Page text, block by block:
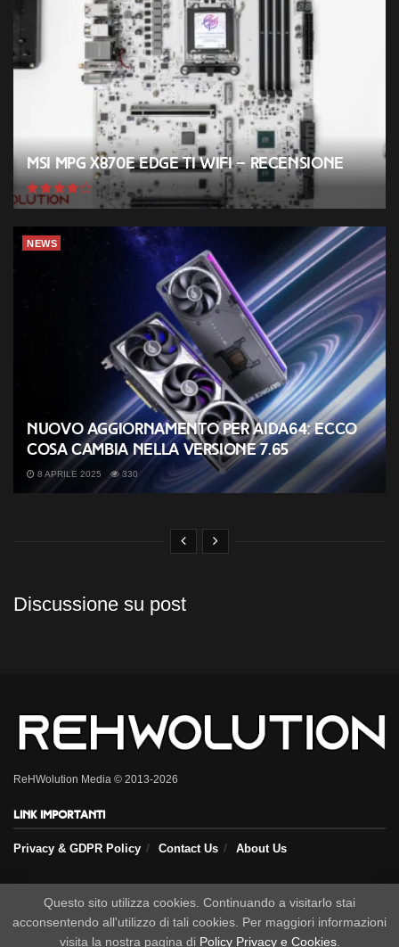
MSI MPG X870E EDGE TI WIFI – Recensione
NEWS
Nuovo aggiornamento per AIDA64: ecco
cosa cambia nella versione 7.65
8 APRILE 2025 330
Discussione su post
ReHWolution Media © 2013-2026
Link importanti
Privacy & GDPR Policy Contact Us About Us
Seguici sui nostri social
Questo sito utilizza cookies. Continuando a visitarlo stai
acconsentendo all'utilizzo di tali cookies. Per maggiori informazioni
visita la nostra pagina di Policy Privacy e Cookies.